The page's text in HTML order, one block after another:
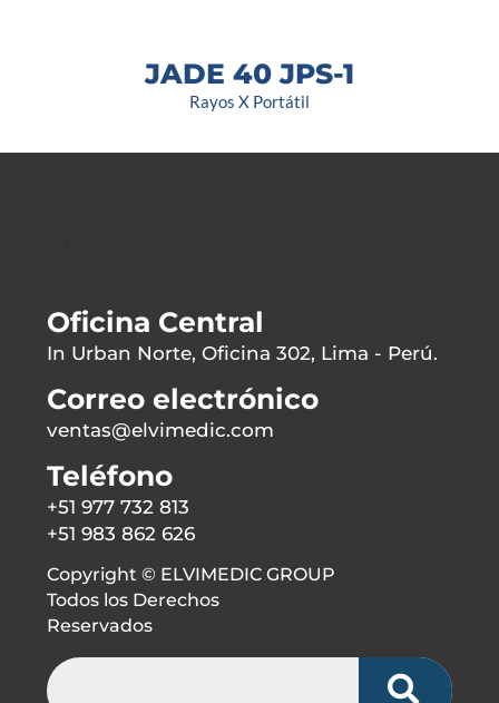
JADE 40 JPS-1
Rayos X Portátil
Oficina Central
In Urban Norte, Oficina 302, Lima - Perú.
Correo electrónico
ventas@elvimedic.com
Teléfono
+51 977 732 813
+51 983 862 626
Copyright © ELVIMEDIC GROUP
Todos los Derechos
Reservados